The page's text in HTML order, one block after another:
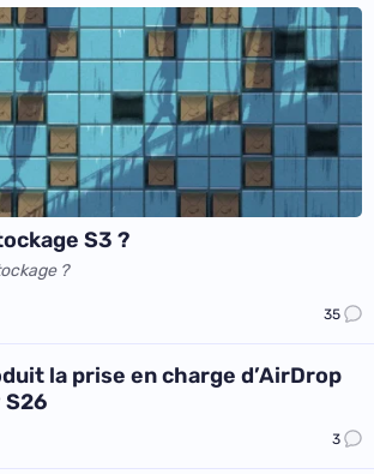
S3 ?
?
35
la prise en charge d’AirDrop
S26
3